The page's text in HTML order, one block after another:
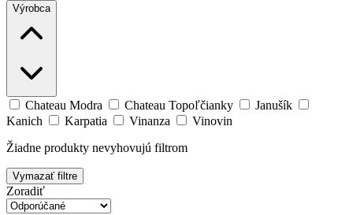
Výrobca
Chateau Modra Chateau Topoľčianky
Janušík
Kanich
Karpatia Vinanza
Vinovin
Žiadne produkty nevyhovujú filtrom
Vymazať filtre
Zoradiť